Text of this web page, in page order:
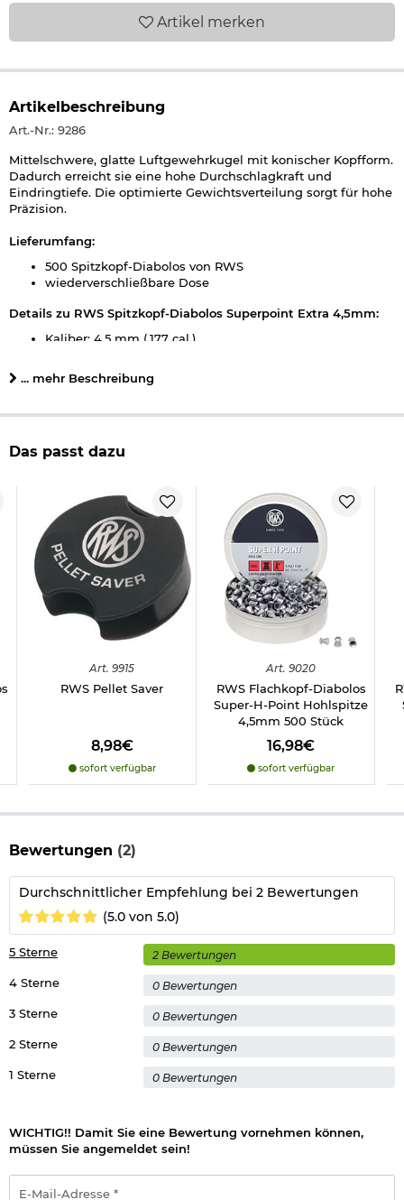
Artikel merken
Artikelbeschreibung
Art.-Nr.: 9286
Mittelschwere, glatte Luftgewehrkugel mit konischer Kopfform.
Dadurch erreicht sie eine hohe Durchschlagkraft und
Eindringtiefe. Die optimierte Gewichtsverteilung sorgt für hohe
Präzision.
Lieferumfang:
500 Spitzkopf-Diabolos von RWS
wiederverschließbare Dose
Details zu RWS Spitzkopf-Diabolos Superpoint Extra 4,5mm:
Kaliber: 4,5 mm (.177 cal.)
Gewicht pro Diabolo: 0,53 g
Form: Spitzkopf
Material: Blei
... mehr Beschreibung
Das passt dazu
Art. 9915
RWS Pellet Saver
8,98€
sofort verfügbar
Art. 9020
RWS Flachkopf-Diabolos
Super-H-Point Hohlspitze
4,5mm 500 Stück
16,98€
sofort verfügbar
Bewertungen (2)
Durchschnittlicher Empfehlung bei 2 Bewertungen
(5.0 von 5.0)
1 Sterne 0 Bewertungen
2 Sterne 0 Bewertungen
3 Sterne 0 Bewertungen
4 Sterne 0 Bewertungen
5 Sterne 2 Bewertungen
WICHTIG!! Damit Sie eine Bewertung vornehmen können,
müssen Sie angemeldet sein!